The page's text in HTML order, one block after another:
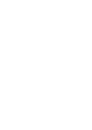
correct input data
objects or